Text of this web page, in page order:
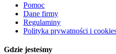
Pomoc
Dane firmy
Regulaminy
Polityka prywatności i
Gdzie jesteśmy